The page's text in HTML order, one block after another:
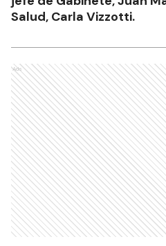
Salud, Carla Vizzotti.
Ads